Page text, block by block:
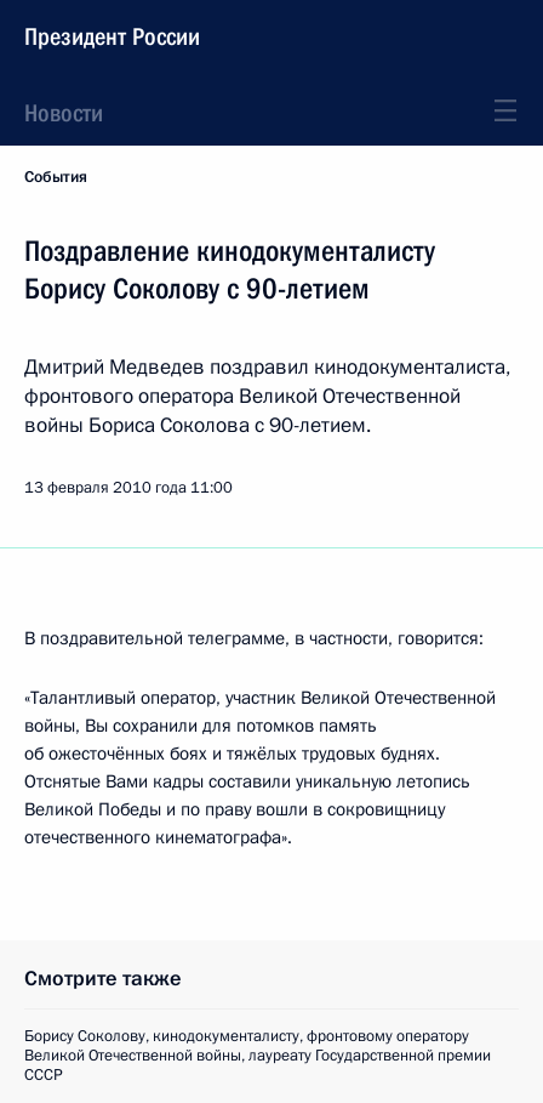
Президент России
Новости
События
Поздравление кинодокументалисту
Борису Соколову с 90-летием
Дмитрий Медведев поздравил кинодокументалиста,
фронтового оператора Великой Отечественной
войны Бориса Соколова с 90-летием.
13 февраля 2010 года 11:00
В поздравительной телеграмме, в частности, говорится:
«Талантливый оператор, участник Великой Отечественной
войны, Вы сохранили для потомков память
об ожесточённых боях и тяжёлых трудовых буднях.
Отснятые Вами кадры составили уникальную летопись
Великой Победы и по праву вошли в сокровищницу
отечественного кинематографа».
Смотрите также
Борису Соколову, кинодокументалисту, фронтовому оператору
Великой Отечественной войны, лауреату Государственной премии
СССР